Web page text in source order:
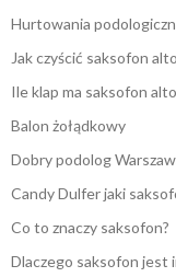
Hurtowania
Jak czyścić saksofon
Ile klap ma saksofon
Balon żołądkowy
Dobry podolog
Candy Dulfer jaki
Co to znaczy saksofon?
Dlaczego saksofon jest